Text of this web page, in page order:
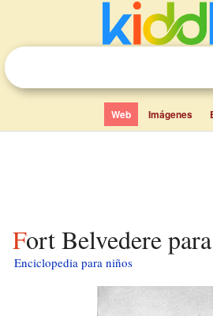
Web Imágenes
Fort Belvedere
Enciclopedia para niños